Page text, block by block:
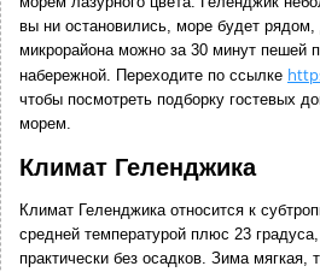
вы ни остановились, море будет рядом,
микрорайона можно за 30 минут пешей
набережной. Переходите по ссылке
чтобы посмотреть подборку гостевых
морем.
Климат Геленджика
Климат Геленджика относится к
средней температурой плюс 23
практически без осадков. Зима